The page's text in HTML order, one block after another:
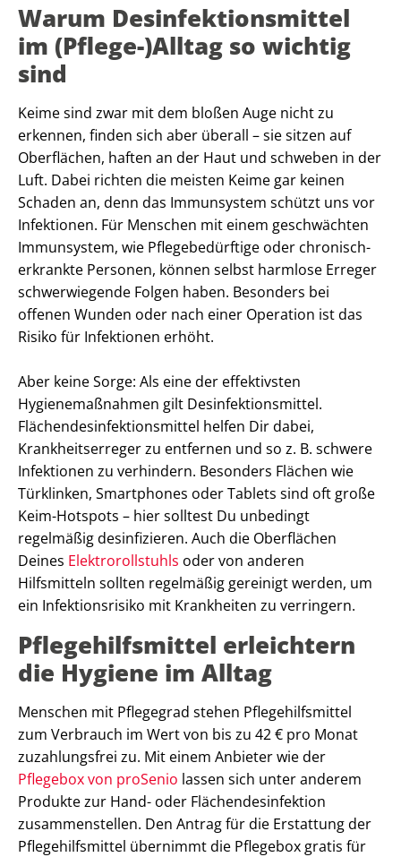
Warum Desinfektionsmittel
im (Pflege-)Alltag so wichtig
sind
Keime sind zwar mit dem bloßen Auge nicht zu
erkennen, finden sich aber überall – sie sitzen auf
Oberflächen, haften an der Haut und schweben in der
Luft. Dabei richten die meisten Keime gar keinen
Schaden an, denn das Immunsystem schützt uns vor
Infektionen. Für Menschen mit einem geschwächten
Immunsystem, wie Pflegebedürftige oder chronisch-
erkrankte Personen, können selbst harmlose Erreger
schwerwiegende Folgen haben. Besonders bei
offenen Wunden oder nach einer Operation ist das
Risiko für Infektionen erhöht.
Aber keine Sorge: Als eine der effektivsten
Hygienemaßnahmen gilt Desinfektionsmittel.
Flächendesinfektionsmittel helfen Dir dabei,
Krankheitserreger zu entfernen und so z. B. schwere
Infektionen zu verhindern. Besonders Flächen wie
Türklinken, Smartphones oder Tablets sind oft große
Keim-Hotspots – hier solltest Du unbedingt
regelmäßig desinfizieren. Auch die Oberflächen
Deines Elektrorollstuhls oder von anderen
Hilfsmitteln sollten regelmäßig gereinigt werden, um
ein Infektionsrisiko mit Krankheiten zu verringern.
Pflegehilfsmittel erleichtern
die Hygiene im Alltag
Menschen mit Pflegegrad stehen Pflegehilfsmittel
zum Verbrauch im Wert von bis zu 42 € pro Monat
zuzahlungsfrei zu. Mit einem Anbieter wie der
Pflegebox von proSenio lassen sich unter anderem
Produkte zur Hand- oder Flächendesinfektion
zusammenstellen. Den Antrag für die Erstattung der
Pflegehilfsmittel übernimmt die Pflegebox gratis für